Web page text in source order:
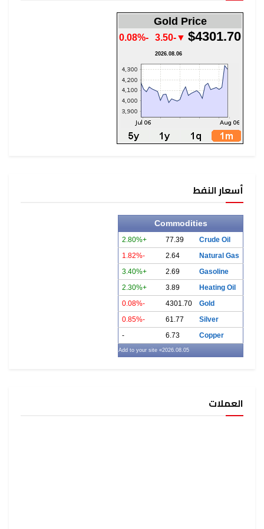
Gold Price
$4301.70
▼-3.50
-0.08%
2026.08.06
أسعار النفط
Commodities
Crude Oil
77.39
+2.80%
Natural Gas
2.64
-1.82%
Gasoline
2.69
+3.40%
Heating Oil
3.89
+2.30%
Gold
4301.70
-0.08%
Silver
61.77
-0.85%
Copper
6.73
-
2026.08.05
» Add to your site
العملات